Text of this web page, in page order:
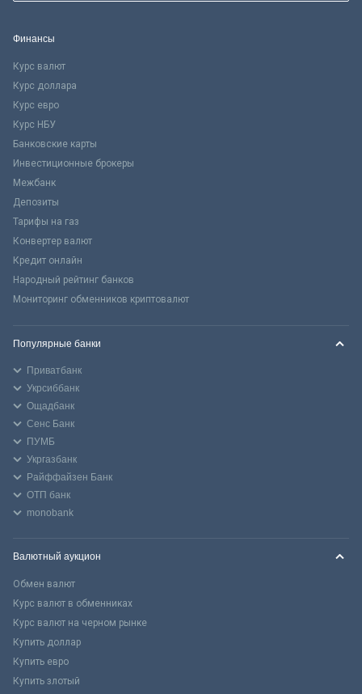
Финансы
Курс валют
Курс доллара
Курс евро
Курс НБУ
Банковские карты
Инвестиционные брокеры
Межбанк
Депозиты
Тарифы на газ
Конвертер валют
Кредит онлайн
Народный рейтинг банков
Мониторинг обменников криптовалют
Популярные банки
Приватбанк
Укрсиббанк
Ощадбанк
Сенс Банк
ПУМБ
Укргазбанк
Райффайзен Банк
ОТП банк
monobank
Валютный аукцион
Обмен валют
Курс валют в обменниках
Курс валют на черном рынке
Купить доллар
Купить евро
Купить злотый